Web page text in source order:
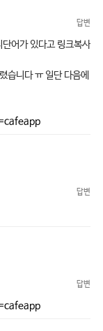
답변
어가 있다고 링크복사
습니다 ㅠ 일단 다음에
답변
답변